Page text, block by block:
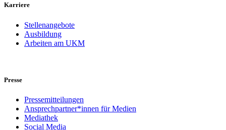
Karriere
Stellenangebote
Ausbildung
Arbeiten am UKM
Presse
Pressemitteilungen
Ansprechpartner*innen für Medien
Mediathek
Social Media